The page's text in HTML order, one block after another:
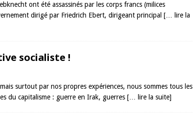
ont été assassinés par les corps francs (milices
dirigé par Friedrich Ebert, dirigeant principal [… lire la
socialiste !
surtout par nos propres expériences, nous sommes tous les
du capitalisme : guerre en Irak, guerres [… lire la suite]